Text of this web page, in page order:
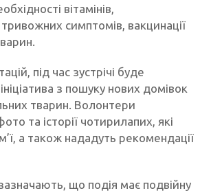
вітамінів,
тривожних симптомів, вакцинації
під час зустрічі буде
з пошуку нових домівок
тварин. Волонтери
та історії чотирилапих, які
а також нададуть рекомендації
що подія має подвійну